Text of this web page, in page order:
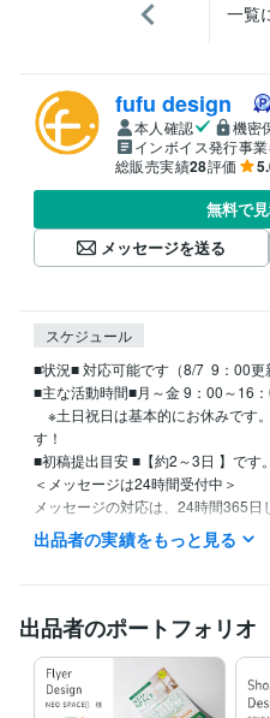
一覧
fufu design
本人確認
機密
インボイス発行事
総販売実績28評価
無料で
メッセージを送る
スケジュール
■状況■ 対応可能です（8/7  9：00更
■主な活動時間■月～金 9：00～16
※土日祝日は基本的にお休みです
す！
■初稿提出目安 ■【約2～3日 】です。
＜メッセージは24時間受付中＞
メッセージの対応は、24時間365
合わせくださいませ。
但し、土日祝日はメッセージ確認が
経験職種
デザイナー / Webデザイナー
経
事務・ビジネスサポート / 事務（
職歴
出品者の実績をもっと見る
出品者のポートフォリオ